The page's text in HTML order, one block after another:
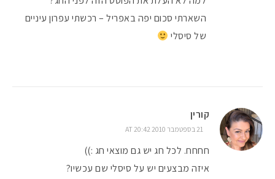
השארתי סכום יפה באפריל – רכשתי עפרון עיניים
של סיסלי
קורין
21 בספטמבר 2010 AT 20:42
חחחח. לכל חג יש גם מוצאי חג :))
איזה מבצעים יש על סיסלי שם עכשיו?